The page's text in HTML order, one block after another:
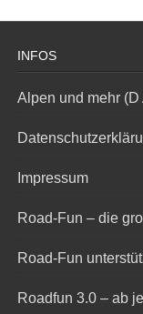
INFOS
Alpen und mehr (D
Impressum
Road-Fun – die
Road-Fun
Roadfun 3.0 – ab